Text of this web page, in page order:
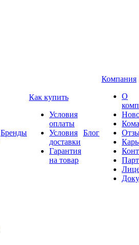
Бренды
Как купить
Условия
оплаты
Условия
доставки
Гарантия
на товар
Блог
Компания
О